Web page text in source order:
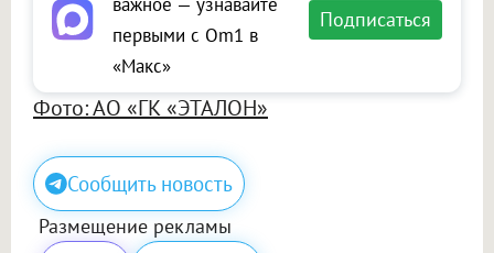
первыми с Om1 в
«Макс»
Подписаться
Фото: АО «ГК «ЭТАЛОН»
Сообщить новость
Размещение рекламы